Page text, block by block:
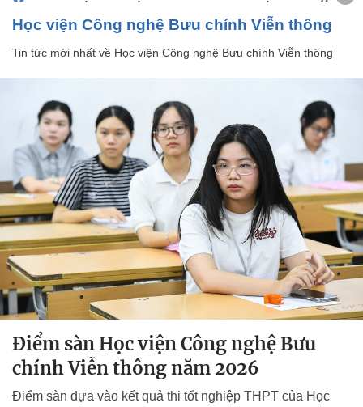
Học viện Công nghệ Bưu chính Viễn thông
Tin tức mới nhất về Học viện Công nghệ Bưu chính Viễn thông
Điểm sàn Học viện Công nghệ Bưu
chính Viễn thông năm 2026
Điểm sàn dựa vào kết quả thi tốt nghiệp THPT của Học